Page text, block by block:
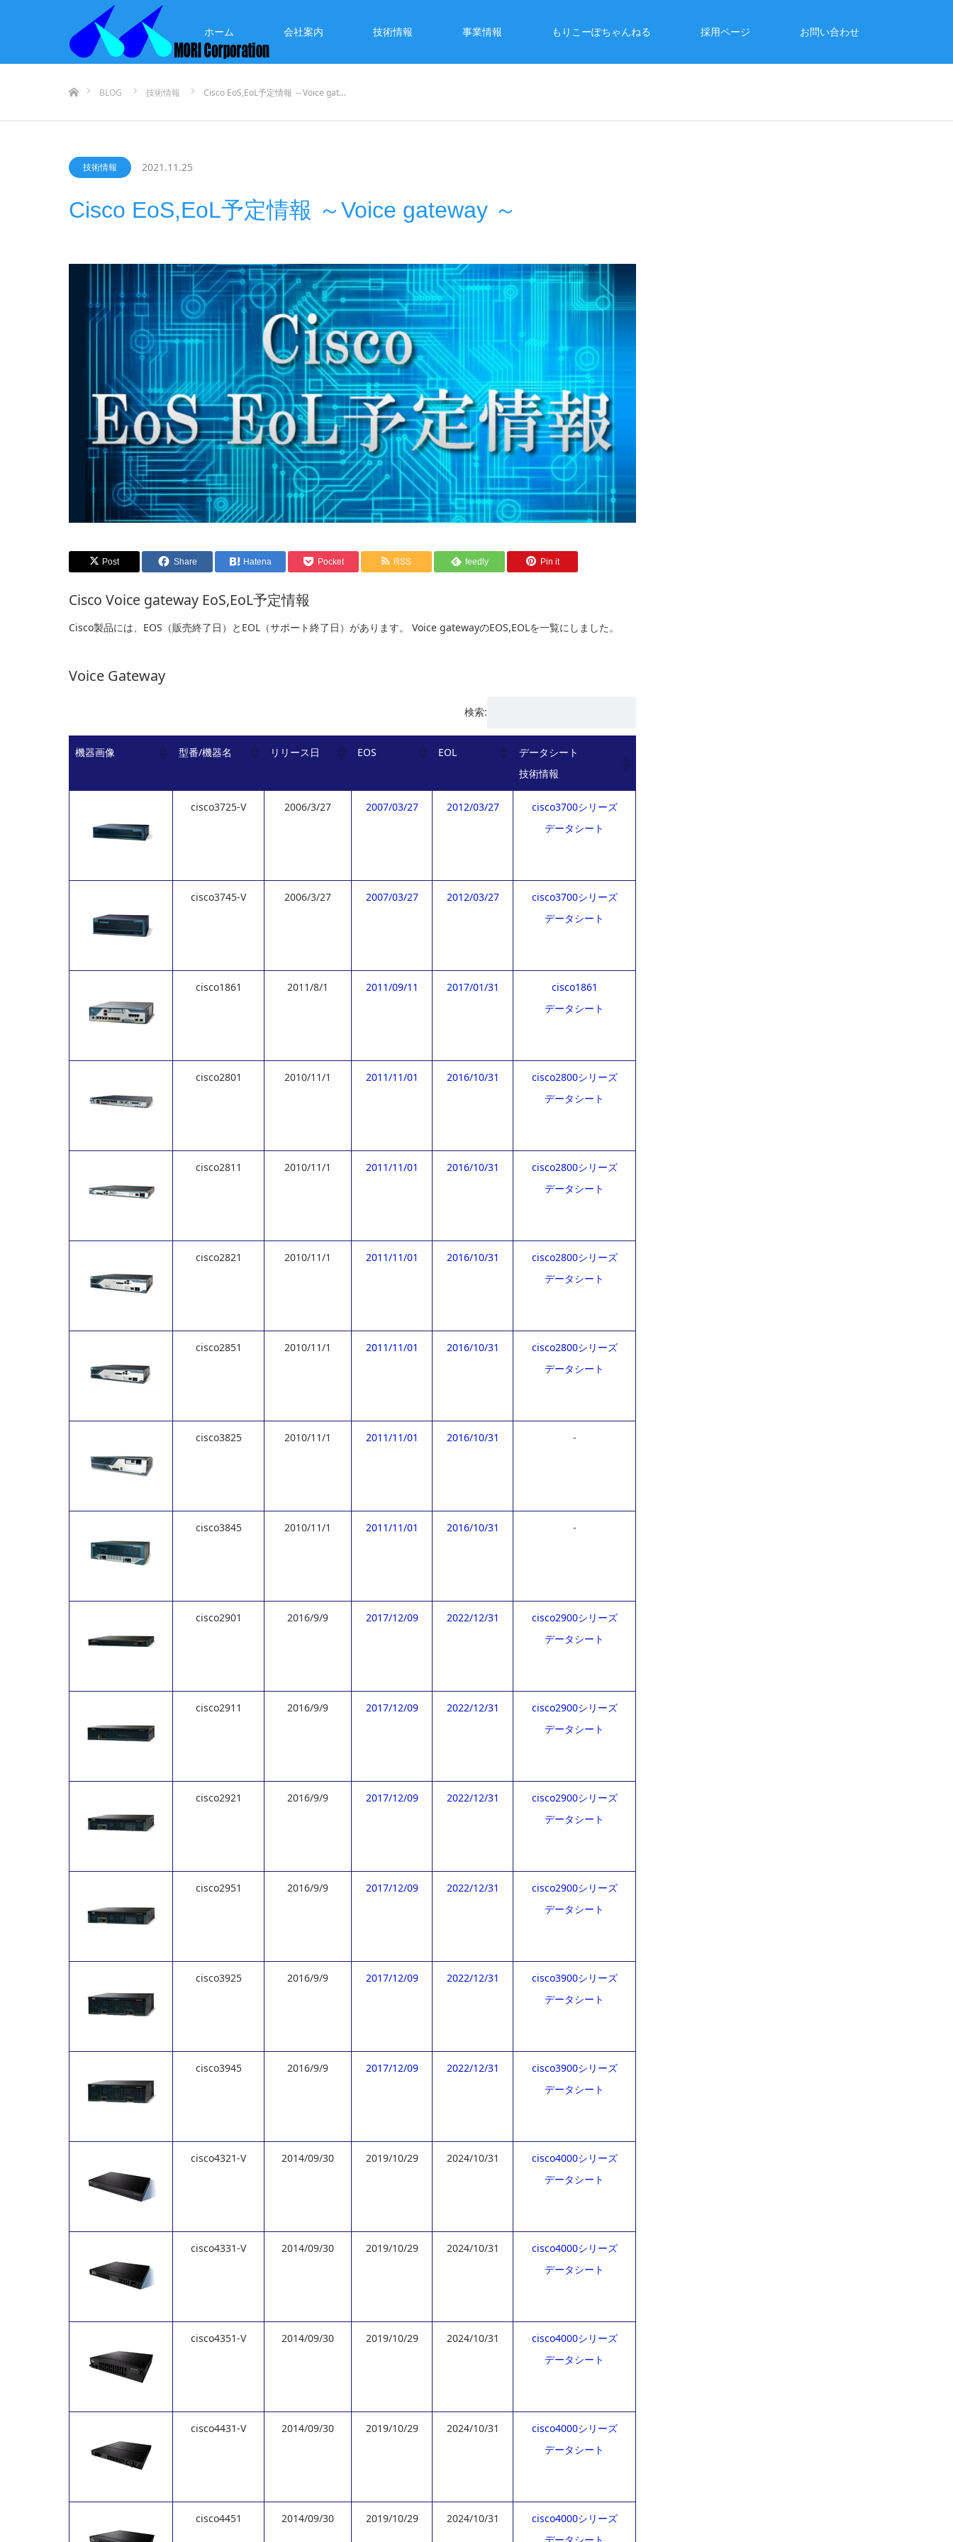
ホーム 会社案内 技術情報 事業情報 もりこーぽちゃんねる 採用ページ お問い合わせ
BLOG
技術情報 Cisco EoS,EoL予定情報 ～Voice gat…
技術情報 2021.11.25
Cisco EoS,EoL予定情報 ～Voice gateway ～
Post Share Hatena Pocket RSS feedly Pin it
Cisco Voice gateway EoS,EoL予定情報
Cisco製品には、EOS（販売終了日）とEOL（サポート終了日）があります。 Voice gatewayのEOS,EOLを一覧にしました。
Voice Gateway
検索:
機器画像 型番/機器名 リリース日 EOS EOL
データシート
技術情報
cisco3725-V 2006/3/27 2007/03/27 2012/03/27
cisco3700シリーズ
データシート
cisco3745-V 2006/3/27 2007/03/27 2012/03/27
cisco3700シリーズ
データシート
cisco1861 2011/8/1 2011/09/11 2017/01/31
cisco1861
データシート
cisco2801 2010/11/1 2011/11/01 2016/10/31
cisco2800シリーズ
データシート
cisco2811 2010/11/1 2011/11/01 2016/10/31
cisco2800シリーズ
データシート
cisco2821 2010/11/1 2011/11/01 2016/10/31
cisco2800シリーズ
データシート
cisco2851 2010/11/1 2011/11/01 2016/10/31
cisco2800シリーズ
データシート
cisco3825 2010/11/1 2011/11/01 2016/10/31 -
cisco3845 2010/11/1 2011/11/01 2016/10/31 -
cisco2901 2016/9/9 2017/12/09 2022/12/31
cisco2900シリーズ
データシート
cisco2911 2016/9/9 2017/12/09 2022/12/31
cisco2900シリーズ
データシート
cisco2921 2016/9/9 2017/12/09 2022/12/31
cisco2900シリーズ
データシート
cisco2951 2016/9/9 2017/12/09 2022/12/31
cisco2900シリーズ
データシート
cisco3925 2016/9/9 2017/12/09 2022/12/31
cisco3900シリーズ
データシート
cisco3945 2016/9/9 2017/12/09 2022/12/31
cisco3900シリーズ
データシート
cisco4321-V 2014/09/30 2019/10/29 2024/10/31
cisco4000シリーズ
データシート
cisco4331-V 2014/09/30 2019/10/29 2024/10/31
cisco4000シリーズ
データシート
cisco4351-V 2014/09/30 2019/10/29 2024/10/31
cisco4000シリーズ
データシート
cisco4431-V 2014/09/30 2019/10/29 2024/10/31
cisco4000シリーズ
データシート
cisco4451 2014/09/30 2019/10/29 2024/10/31
cisco4000シリーズ